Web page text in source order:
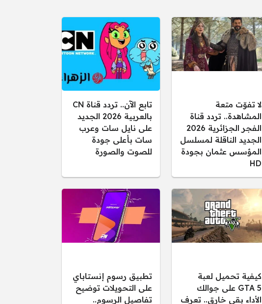
لا تفوّت متعة
المشاهدة.. تردد قناة
الفجر الجزائرية 2026
الجديد الناقلة لمسلسل
المؤسس عثمان بجودة
HD
تابع الآن.. تردد قناة CN
بالعربية 2026 الجديد
على نايل سات وعرب
سات بأعلى جودة
للصوت والصورة
كيفية تحميل لعبة
GTA 5 على جوالك
الأداء بقى خارق.. تعرف
تطبيق رسوم إنستاباي
على التحويلات توضيح
تفاصيل الرسوم..